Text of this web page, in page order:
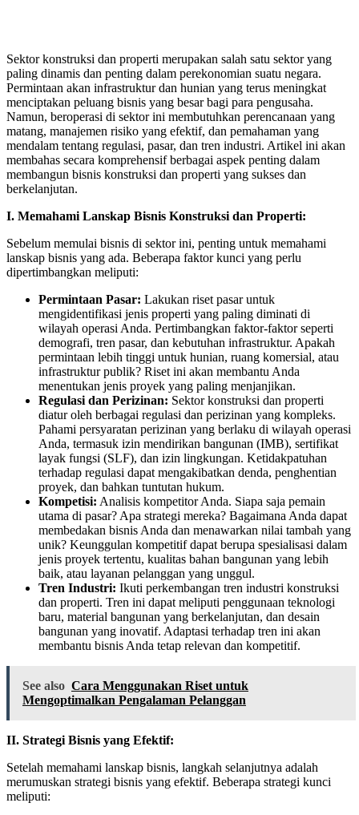
Sektor konstruksi dan properti merupakan salah satu sektor yang
paling dinamis dan penting dalam perekonomian suatu negara.
Permintaan akan infrastruktur dan hunian yang terus meningkat
menciptakan peluang bisnis yang besar bagi para pengusaha.
Namun, beroperasi di sektor ini membutuhkan perencanaan yang
matang, manajemen risiko yang efektif, dan pemahaman yang
mendalam tentang regulasi, pasar, dan tren industri. Artikel ini akan
membahas secara komprehensif berbagai aspek penting dalam
membangun bisnis konstruksi dan properti yang sukses dan
berkelanjutan.
I. Memahami Lanskap Bisnis Konstruksi dan Properti:
Sebelum memulai bisnis di sektor ini, penting untuk memahami
lanskap bisnis yang ada. Beberapa faktor kunci yang perlu
dipertimbangkan meliputi:
Permintaan Pasar: Lakukan riset pasar untuk
mengidentifikasi jenis properti yang paling diminati di
wilayah operasi Anda. Pertimbangkan faktor-faktor seperti
demografi, tren pasar, dan kebutuhan infrastruktur. Apakah
permintaan lebih tinggi untuk hunian, ruang komersial, atau
infrastruktur publik? Riset ini akan membantu Anda
menentukan jenis proyek yang paling menjanjikan.
Regulasi dan Perizinan: Sektor konstruksi dan properti
diatur oleh berbagai regulasi dan perizinan yang kompleks.
Pahami persyaratan perizinan yang berlaku di wilayah operasi
Anda, termasuk izin mendirikan bangunan (IMB), sertifikat
layak fungsi (SLF), dan izin lingkungan. Ketidakpatuhan
terhadap regulasi dapat mengakibatkan denda, penghentian
proyek, dan bahkan tuntutan hukum.
Kompetisi: Analisis kompetitor Anda. Siapa saja pemain
utama di pasar? Apa strategi mereka? Bagaimana Anda dapat
membedakan bisnis Anda dan menawarkan nilai tambah yang
unik? Keunggulan kompetitif dapat berupa spesialisasi dalam
jenis proyek tertentu, kualitas bahan bangunan yang lebih
baik, atau layanan pelanggan yang unggul.
Tren Industri: Ikuti perkembangan tren industri konstruksi
dan properti. Tren ini dapat meliputi penggunaan teknologi
baru, material bangunan yang berkelanjutan, dan desain
bangunan yang inovatif. Adaptasi terhadap tren ini akan
membantu bisnis Anda tetap relevan dan kompetitif.
See also Cara Menggunakan Riset untuk
Mengoptimalkan Pengalaman Pelanggan
II. Strategi Bisnis yang Efektif:
Setelah memahami lanskap bisnis, langkah selanjutnya adalah
merumuskan strategi bisnis yang efektif. Beberapa strategi kunci
meliputi: